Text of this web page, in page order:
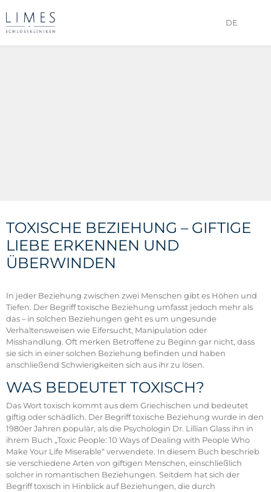
DE
TOXISCHE BEZIEHUNG – GIFTIGE
LIEBE ERKENNEN UND
ÜBERWINDEN
In jeder Beziehung zwischen zwei Menschen gibt es Höhen und
Tiefen. Der Begriff toxische Beziehung umfasst jedoch mehr als
das – in solchen Beziehungen geht es um ungesunde
Verhaltensweisen wie Eifersucht, Manipulation oder
Misshandlung. Oft merken Betroffene zu Beginn gar nicht, dass
sie sich in einer solchen Beziehung befinden und haben
anschließend Schwierigkeiten sich aus ihr zu lösen.
WAS BEDEUTET TOXISCH?
Das Wort toxisch kommt aus dem Griechischen und bedeutet
giftig oder schädlich. Der Begriff toxische Beziehung wurde in den
1980er Jahren populär, als die Psychologin Dr. Lillian Glass ihn in
ihrem Buch „Toxic People: 10 Ways of Dealing with People Who
Make Your Life Miserable“ verwendete. In diesem Buch beschrieb
sie verschiedene Arten von giftigen Menschen, einschließlich
solcher in romantischen Beziehungen. Seitdem hat sich der
Begriff toxisch in Hinblick auf Beziehungen, die durch